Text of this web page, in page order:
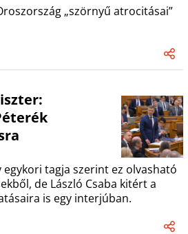
„szörnyű atrocitásai”
egykori tagja szerint ez olvasható
de László Csaba kitért a
is egy interjúban.